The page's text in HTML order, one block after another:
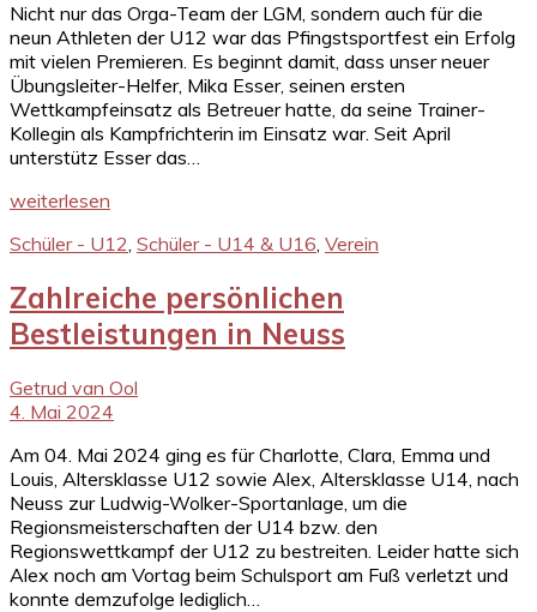
Nicht nur das Orga-Team der LGM, sondern auch für die
neun Athleten der U12 war das Pfingstsportfest ein Erfolg
mit vielen Premieren. Es beginnt damit, dass unser neuer
Übungsleiter-Helfer, Mika Esser, seinen ersten
Wettkampfeinsatz als Betreuer hatte, da seine Trainer-
Kollegin als Kampfrichterin im Einsatz war. Seit April
unterstütz Esser das…
weiterlesen
Schüler - U12, Schüler - U14 & U16, Verein
Zahlreiche persönlichen
Bestleistungen in Neuss
Getrud van Ool
4. Mai 2024
Am 04. Mai 2024 ging es für Charlotte, Clara, Emma und
Louis, Altersklasse U12 sowie Alex, Altersklasse U14, nach
Neuss zur Ludwig-Wolker-Sportanlage, um die
Regionsmeisterschaften der U14 bzw. den
Regionswettkampf der U12 zu bestreiten. Leider hatte sich
Alex noch am Vortag beim Schulsport am Fuß verletzt und
konnte demzufolge lediglich…